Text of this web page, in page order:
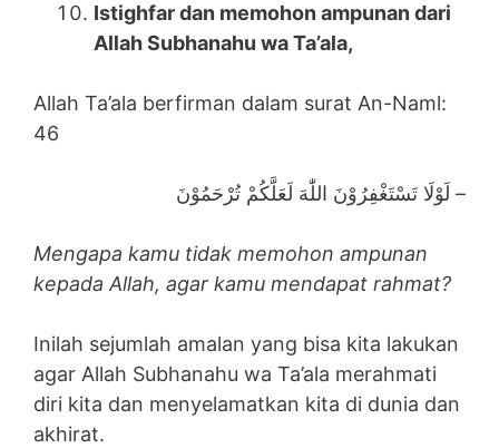
Istighfar dan memohon ampunan dari
Allah Subhanahu wa Ta’ala,
Allah Ta’ala berfirman dalam surat An-Naml:
46
لَوْلَا تَسْتَغْفِرُوْنَ اللّٰهَ لَعَلَّكُمْ تُرْحَمُوْنَ –
Mengapa kamu tidak memohon ampunan
kepada Allah, agar kamu mendapat rahmat?
Inilah sejumlah amalan yang bisa kita lakukan
agar Allah Subhanahu wa Ta’ala merahmati
diri kita dan menyelamatkan kita di dunia dan
akhirat.